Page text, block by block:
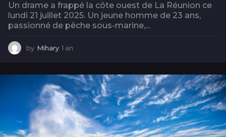
Un drame a frappé la côte ouest de La Réunion ce
lundi 21 juillet 2025. Un jeune homme de 23 ans,
passionné de pêche sous-marine,...
by Mihary 1 an